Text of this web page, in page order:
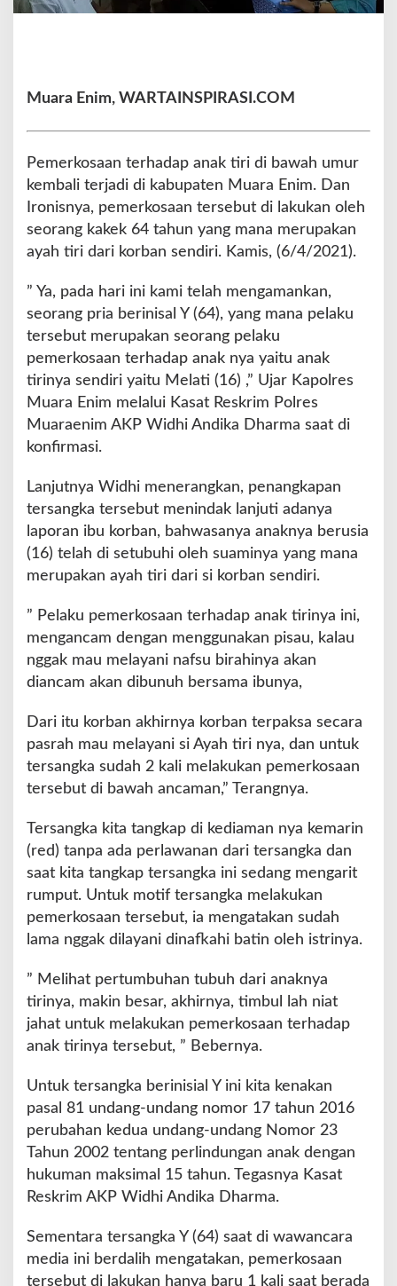
I
,
e
k
6
4
a
u
n
G
s
a
k
A
T
i
i
Muara Enim, WARTAINSPIRASI.COM
Pemerkosaan terhadap anak tiri di bawah umur
kembali terjadi di kabupaten Muara Enim. Dan
Ironisnya, pemerkosaan tersebut di lakukan oleh
seorang kakek 64 tahun yang mana merupakan
ayah tiri dari korban sendiri. Kamis, (6/4/2021).
” Ya, pada hari ini kami telah mengamankan,
seorang pria berinisal Y (64), yang mana pelaku
tersebut merupakan seorang pelaku
pemerkosaan terhadap anak nya yaitu anak
tirinya sendiri yaitu Melati (16) ,” Ujar Kapolres
Muara Enim melalui Kasat Reskrim Polres
Muaraenim AKP Widhi Andika Dharma saat di
konfirmasi.
Lanjutnya Widhi menerangkan, penangkapan
tersangka tersebut menindak lanjuti adanya
laporan ibu korban, bahwasanya anaknya berusia
(16) telah di setubuhi oleh suaminya yang mana
merupakan ayah tiri dari si korban sendiri.
” Pelaku pemerkosaan terhadap anak tirinya ini,
mengancam dengan menggunakan pisau, kalau
nggak mau melayani nafsu birahinya akan
diancam akan dibunuh bersama ibunya,
Dari itu korban akhirnya korban terpaksa secara
pasrah mau melayani si Ayah tiri nya, dan untuk
tersangka sudah 2 kali melakukan pemerkosaan
tersebut di bawah ancaman,” Terangnya.
Tersangka kita tangkap di kediaman nya kemarin
(red) tanpa ada perlawanan dari tersangka dan
saat kita tangkap tersangka ini sedang mengarit
rumput. Untuk motif tersangka melakukan
pemerkosaan tersebut, ia mengatakan sudah
lama nggak dilayani dinafkahi batin oleh istrinya.
” Melihat pertumbuhan tubuh dari anaknya
tirinya, makin besar, akhirnya, timbul lah niat
jahat untuk melakukan pemerkosaan terhadap
anak tirinya tersebut, ” Bebernya.
Untuk tersangka berinisial Y ini kita kenakan
pasal 81 undang-undang nomor 17 tahun 2016
perubahan kedua undang-undang Nomor 23
Tahun 2002 tentang perlindungan anak dengan
hukuman maksimal 15 tahun. Tegasnya Kasat
Reskrim AKP Widhi Andika Dharma.
Sementara tersangka Y (64) saat di wawancara
media ini berdalih mengatakan, pemerkosaan
tersebut di lakukan hanya baru 1 kali saat berada